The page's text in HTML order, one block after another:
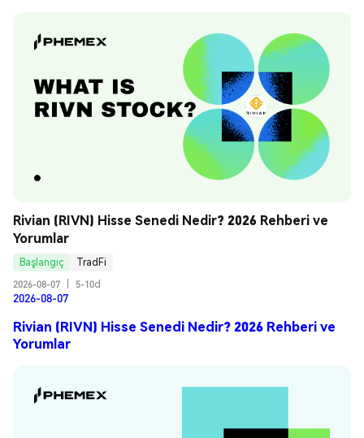
Rivian (RIVN) Hisse Senedi Nedir? 2026 Rehberi ve
Yorumlar
Başlangıç
TradFi
2026-08-07
5-10d
2026-08-07
Rivian (RIVN) Hisse Senedi Nedir? 2026 Rehberi ve
Yorumlar